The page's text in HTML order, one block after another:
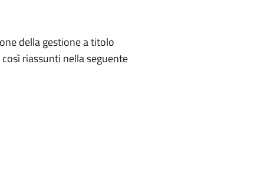
della gestione a titolo
riassunti nella seguente